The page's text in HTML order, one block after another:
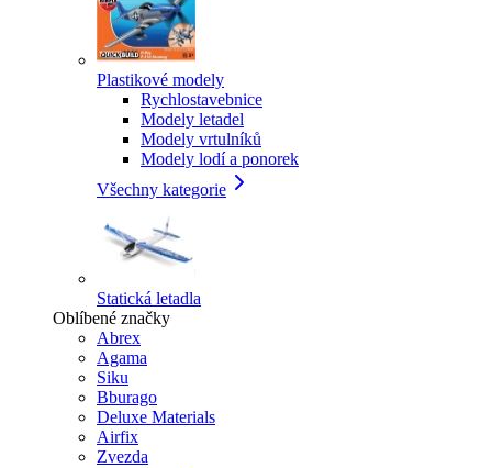
Plastikové modely
Rychlostavebnice
Modely letadel
Modely vrtulníků
Modely lodí a ponorek
Všechny kategorie
Statická letadla
Oblíbené značky
Abrex
Agama
Siku
Bburago
Deluxe Materials
Airfix
Zvezda